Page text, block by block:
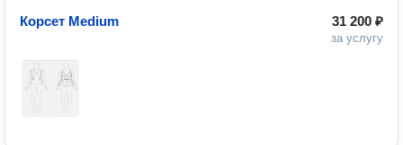
31 200 ₽
за услугу
Корсет Medium